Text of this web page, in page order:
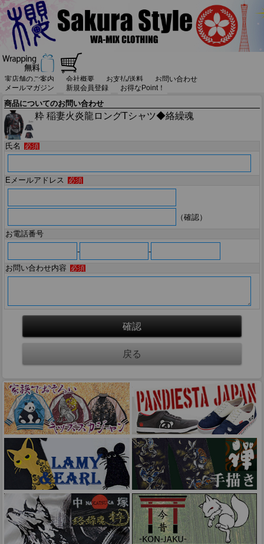
実店舗のご案内 会社概要 お支払/送料
お問い合わせ
メールマガジン
新規会員登録 お得なPoint！
商品についてのお問い合わせ
粋 稲妻火炎龍ロングTシャツ◆絡繰魂
氏名 必須
Eメールアドレス 必須
（確認）
お電話番号
-
-
お問い合わせ内容
必須